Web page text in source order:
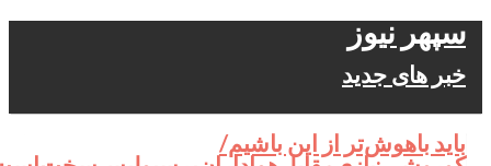
سپهر نیوز
خبر های جدید
باید باهوش‌تر از این باشیم/